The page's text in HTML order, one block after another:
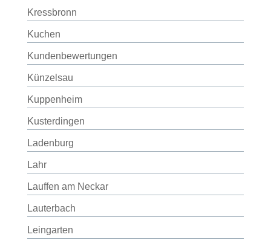
Kressbronn
Kuchen
Kundenbewertungen
Künzelsau
Kuppenheim
Kusterdingen
Ladenburg
Lahr
Lauffen am Neckar
Lauterbach
Leingarten